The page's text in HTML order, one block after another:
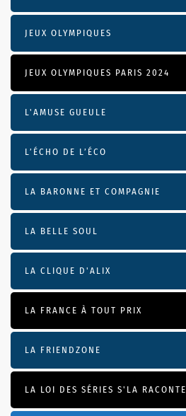
JEUX OLYMPIQUES
JEUX OLYMPIQUES PARIS 2024
L'AMUSE GUEULE
L’ÉCHO DE L’ÉCO
LA BARONNE ET COMPAGNIE
LA BELLE SOUL
LA CLIQUE D'ALIX
LA FRANCE À TOUT PRIX
LA FRIENDZONE
LA LOI DES SÉRIES S'LA RACONTE